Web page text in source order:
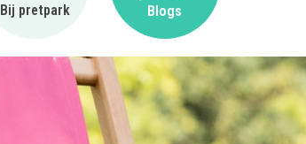
Bij pretpark Blogs